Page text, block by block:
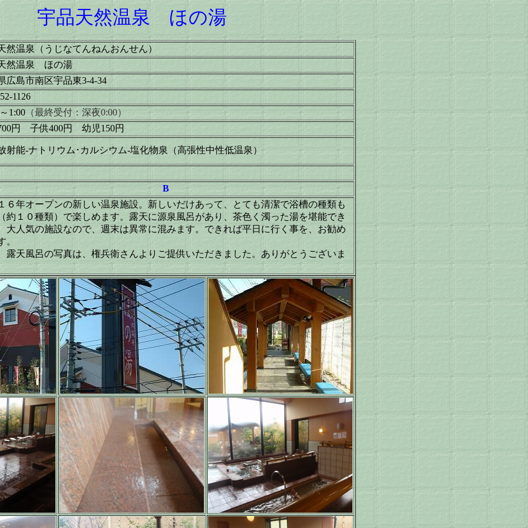
宇品天然温泉 ほの湯
然温泉（うじなてんねんおんせん）
然温泉 ほの湯
広島市南区宇品東3-4-34
1126
1:00 （最終受付：深夜0:00）
円 子供400円 幼児150円
射能-ナトリウム･カルシウム-塩化物泉（高張性中性低温泉）
B
６年オープンの新しい温泉施設。新しいだけあって、とても清潔で浴槽の種類も
約１０種類）で楽しめます。露天に源泉風呂があり、茶色く濁った湯を堪能でき
大人気の施設なので、週末は異常に混みます。できれば平日に行く事を、お勧め
。
露天風呂の写真は、権兵衛さんよりご提供いただきました。ありがとうございま